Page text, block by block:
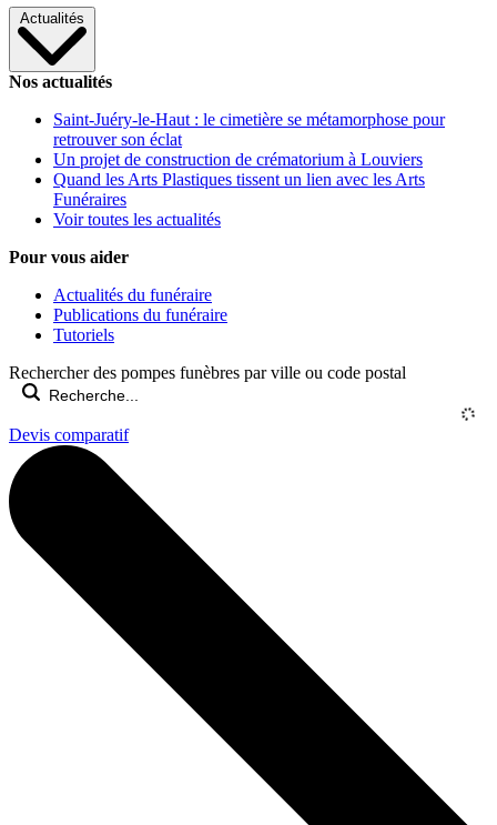
Actualités
Nos actualités
Saint-Juéry-le-Haut : le cimetière se métamorphose pour
retrouver son éclat
Un projet de construction de crématorium à Louviers
Quand les Arts Plastiques tissent un lien avec les Arts
Funéraires
Voir toutes les actualités
Pour vous aider
Actualités du funéraire
Publications du funéraire
Tutoriels
Rechercher des pompes funèbres par ville ou code postal
Devis comparatif